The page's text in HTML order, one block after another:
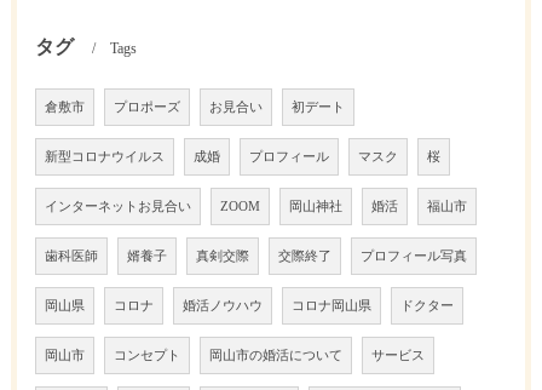
タグ Tags
倉敷市 プロポーズ お見合い 初デート
新型コロナウイルス 成婚 プロフィール マスク 桜
インターネットお見合い ZOOM 岡山神社 婚活 福山市
歯科医師 婿養子 真剣交際 交際終了 プロフィール写真
岡山県 コロナ 婚活ノウハウ コロナ岡山県 ドクター
岡山市 コンセプト 岡山市の婚活について サービス